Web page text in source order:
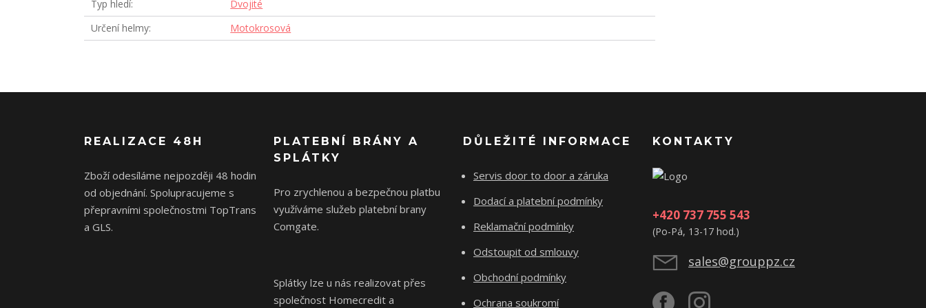
Typ hledí
Dvojité
Určení helmy
Motokrosová
REALIZACE 48H
Zboží odesíláme nejpozději 48 hodin
od objednání. Spolupracujeme s
přepravními společnostmi TopTrans
a GLS.
PLATEBNÍ BRÁNY A
SPLÁTKY
Pro zrychlenou a bezpečnou platbu
využíváme služeb platební brany
Comgate.
Splátky lze u nás realizovat přes
společnost Homecredit a
DŮLEŽITÉ INFORMACE
Servis door to door a záruka
Dodací a platební podmínky
Reklamační podmínky
Odstoupit od smlouvy
Obchodní podmínky
Ochrana soukromí
KONTAKTY
+420 737 755 543
(Po-Pá, 13-17 hod.)
sales@grouppz.cz